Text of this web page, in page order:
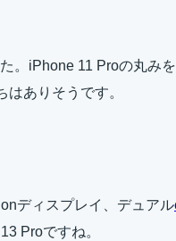
。iPhone 11 Proの丸み
ありそうです。
ディスプレイ、デュアル
Proですね。